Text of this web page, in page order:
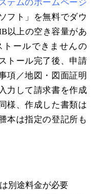
テムのホームページ
フト」を無料でダウ
以上の空き容量があ
トールできませんの
トール完了後、申請
項／地図・図面証明
力して請求書を作成
様、作成した書類は
本は指定の登記所も
別途料金が必要